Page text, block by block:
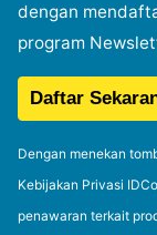
dengan
program
Dengan menekan
Kebijakan Privasi
penawaran terkait